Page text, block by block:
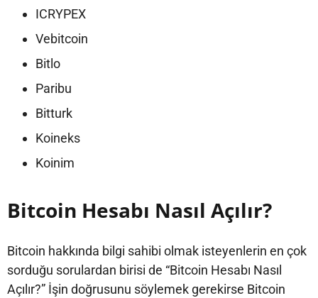
ICRYPEX
Vebitcoin
Bitlo
Paribu
Bitturk
Koineks
Koinim
Bitcoin Hesabı Nasıl Açılır?
Bitcoin hakkında bilgi sahibi olmak isteyenlerin en çok
sorduğu sorulardan birisi de “Bitcoin Hesabı Nasıl
Açılır?” İşin doğrusunu söylemek gerekirse Bitcoin